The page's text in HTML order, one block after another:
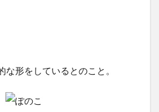
形をしているとのこと。